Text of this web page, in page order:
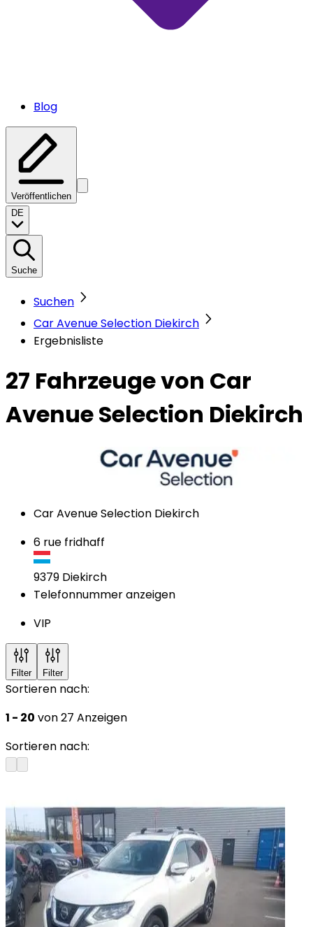
Blog
Veröffentlichen
DE
Suche
Suchen
Car Avenue Selection Diekirch
Ergebnisliste
27 Fahrzeugevon Car
Avenue Selection Diekirch
Car Avenue Selection Diekirch
6 rue fridhaff
9379 Diekirch
Telefonnummer anzeigen
VIP
Filter Filter
Sortieren nach:
1 - 20 von 27 Anzeigen
Sortieren nach: